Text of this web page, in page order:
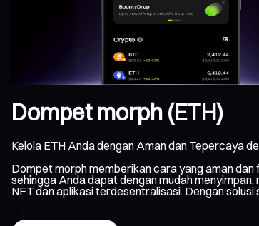
Dompet morph (ETH)
Kelola ETH Anda dengan Aman dan Tepercaya
Dompet morph memberikan cara yang aman
sehingga Anda dapat dengan mudah
NFT dan aplikasi terdesentralisasi. Dengan